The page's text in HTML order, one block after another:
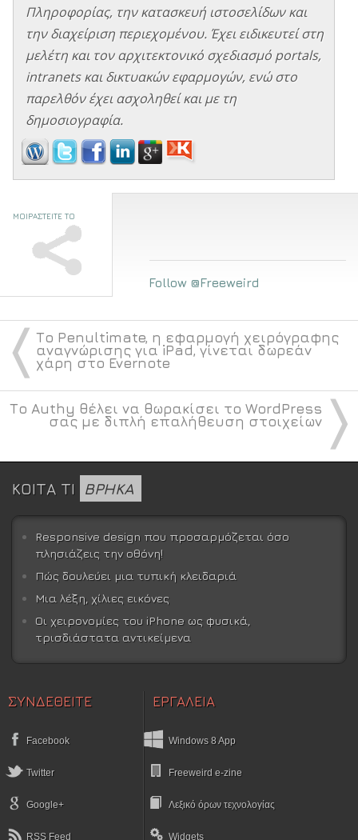
Πληροφορίας, την κατασκευή ιστοσελίδων και
την διαχείριση περιεχομένου. Έχει ειδικευτεί στη
μελέτη και τον αρχιτεκτονικό σχεδιασμό portals,
intranets και δικτυακών εφαρμογών, ενώ στο
παρελθόν έχει ασχοληθεί και με τη
δημοσιογραφία.
ΜΟΙΡΑΣΤΕΙΤΕ ΤΟ
Follow @Freeweird
〈 Το Penultimate, η εφαρμογή χειρόγραφης
αναγνώρισης για iPad, γίνεται δωρεάν
χάρη στο Evernote
〉
Το Authy θέλει να θωρακίσει το WordPress
σας με διπλή επαλήθευση στοιχείων
ΚΟΙΤΑ ΤΙ ΒΡΗΚΑ
Responsive design που προσαρμόζεται όσο
πλησιάζεις την οθόνη!
Πώς δουλεύει μια τυπική κλειδαριά
Μια λέξη, χίλιες εικόνες
Οι χειρονομίες του iPhone ως φυσικά,
τρισδιάστατα αντικείμενα
ΣΥΝΔΕΘΕΙΤΕ
Facebook
Twitter
Google+
RSS Feed
ΕΡΓΑΛΕΙΑ
Windows 8 App
Freeweird e-zine
Λεξικό όρων τεχνολογίας
Widgets